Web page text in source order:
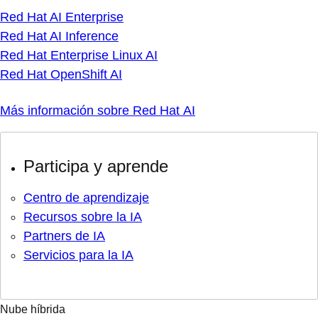
Red Hat AI Enterprise
Red Hat AI Inference
Red Hat Enterprise Linux AI
Red Hat OpenShift AI
Más información sobre Red Hat AI
Participa y aprende
Centro de aprendizaje
Recursos sobre la IA
Partners de IA
Servicios para la IA
Nube híbrida